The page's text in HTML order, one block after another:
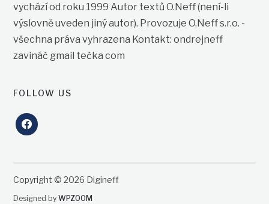
vychází od roku 1999 Autor textů O.Neff (není-li
výslovně uveden jiný autor). Provozuje O.Neff s.r.o. -
všechna práva vyhrazena Kontakt: ondrejneff
zavináč gmail tečka com
FOLLOW US
facebook
Copyright © 2026 Digineff
Designed byWPZOOM